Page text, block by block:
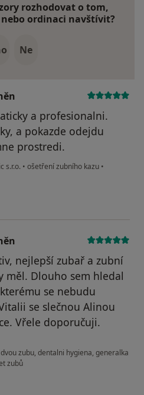
rozhodovat o tom,
ordinaci navštívit?
Ne
a profesionalni.
a pokazde odejdu
prostredi.
s.r.o. • ošetření zubního kazu •
odstraněn
nejlepší zubař a zubní
měl. Dlouho sem hledal
se nebudu
se slečnou Alinou
Vřele doporučuji.
zubu, dentalni hygiena, generalka
zubů
byl odstraněn